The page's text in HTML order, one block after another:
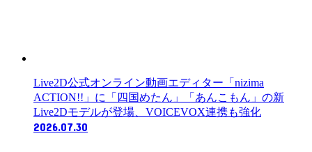
Live2D公式オンライン動画エディター「nizima
ACTION!!」に「四国めたん」「あんこもん」の新
Live2Dモデルが登場、VOICEVOX連携も強化
2026.07.30